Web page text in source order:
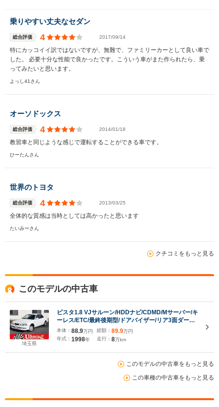
乗りやすい丈夫なセダン
総合評価 4 2017/09/14
特にカッコイイ訳ではないですが、無難で、ファミリーカーとして良い車で
した。 必要十分な性能で良かったです。こういう車がまた作られたら、乗
ってみたいと思います。
よっし41さん
オーソドックス
総合評価 4 2014/01/18
教習車と同じような感じで運転することができる車です。
ひーたんさん
世界のトヨタ
総合評価 4 2013/03/25
全体的な質感は当時としては高かったと思います
たいみーさん
クチコミをもっと見る
このモデルの中古車
埼玉県
ビスタ1.8 VJサルーン/HDDナビ/CDMD/Mサーバー/キ
ーレス/ETC/最終後期型/ドアバイザー/リア3面ダーク
ガラス
本体： 88.9万円
年式： 1998年
総額： 89.9万円
走行： 8万km
このモデルの中古車をもっと見る
この車種の中古車をもっと見る